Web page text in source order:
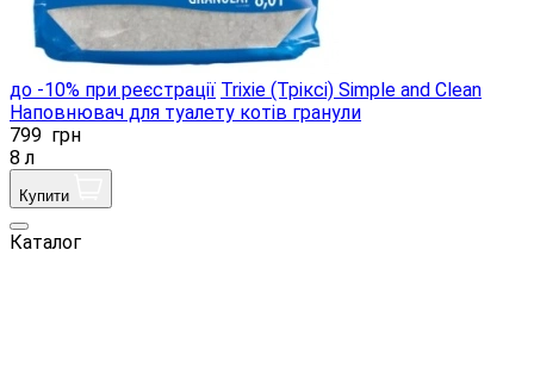
до -10% при реєстрації Trixie (Тріксі) Simple and Clean
Наповнювач для туалету котів гранули
799 грн
8 л
Купити
Каталог